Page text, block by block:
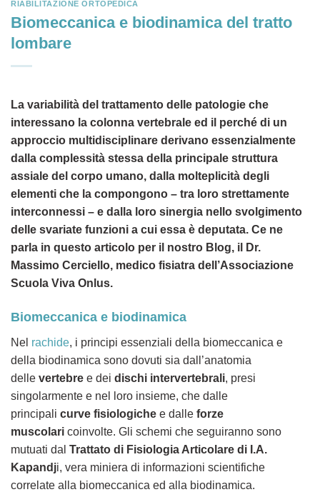
RIABILITAZIONE ORTOPEDICA
Biomeccanica e biodinamica del tratto
lombare
La variabilità del trattamento delle patologie che
interessano la colonna vertebrale ed il perché di un
approccio multidisciplinare derivano essenzialmente
dalla complessità stessa della principale struttura
assiale del corpo umano, dalla molteplicità degli
elementi che la compongono – tra loro strettamente
interconnessi – e dalla loro sinergia nello svolgimento
delle svariate funzioni a cui essa è deputata. Ce ne
parla in questo articolo per il nostro Blog, il Dr.
Massimo Cerciello, medico fisiatra dell’Associazione
Scuola Viva Onlus.
Biomeccanica e biodinamica
Nel rachide, i principi essenziali della biomeccanica e
della biodinamica sono dovuti sia dall’anatomia
delle vertebre e dei dischi intervertebrali, presi
singolarmente e nel loro insieme, che dalle
principali curve fisiologiche e dalle forze
muscolari coinvolte. Gli schemi che seguiranno sono
mutuati dal Trattato di Fisiologia Articolare di I.A.
Kapandji, vera miniera di informazioni scientifiche
correlate alla biomeccanica ed alla biodinamica.